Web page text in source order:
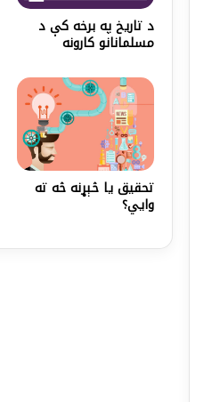
د تاريخ په برخه کې د
مسلمانانو کارونه
تحقیق یا څېړنه څه ته
وایي؟